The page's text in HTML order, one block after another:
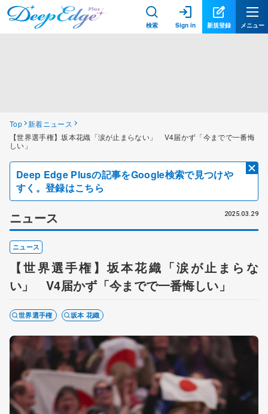
検索 Sign in 新規登録 メニュー
Top 新着ニュース
【世界選手権】坂本花織「涙が止まらない」 V4届かず「今までで一番悔
しい」
Deep Edge Plusの記事をGoogle検索で見つけや
すく。登録はこちら
ニュース 2025.03.29
ニュース
【世界選手権】坂本花織「涙が止まらな
い」 V4届かず「今までで一番悔しい」
世界選手権 坂本 花織